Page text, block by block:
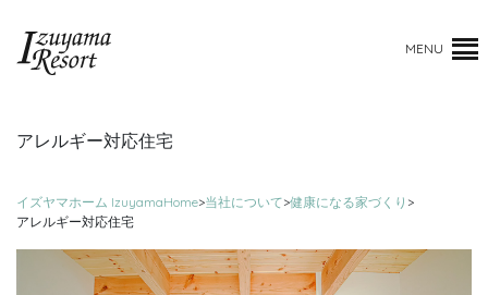
MENU
アレルギー対応住宅
イズヤマホーム IzuyamaHome>当社について>健康になる家づくり >
アレルギー対応住宅